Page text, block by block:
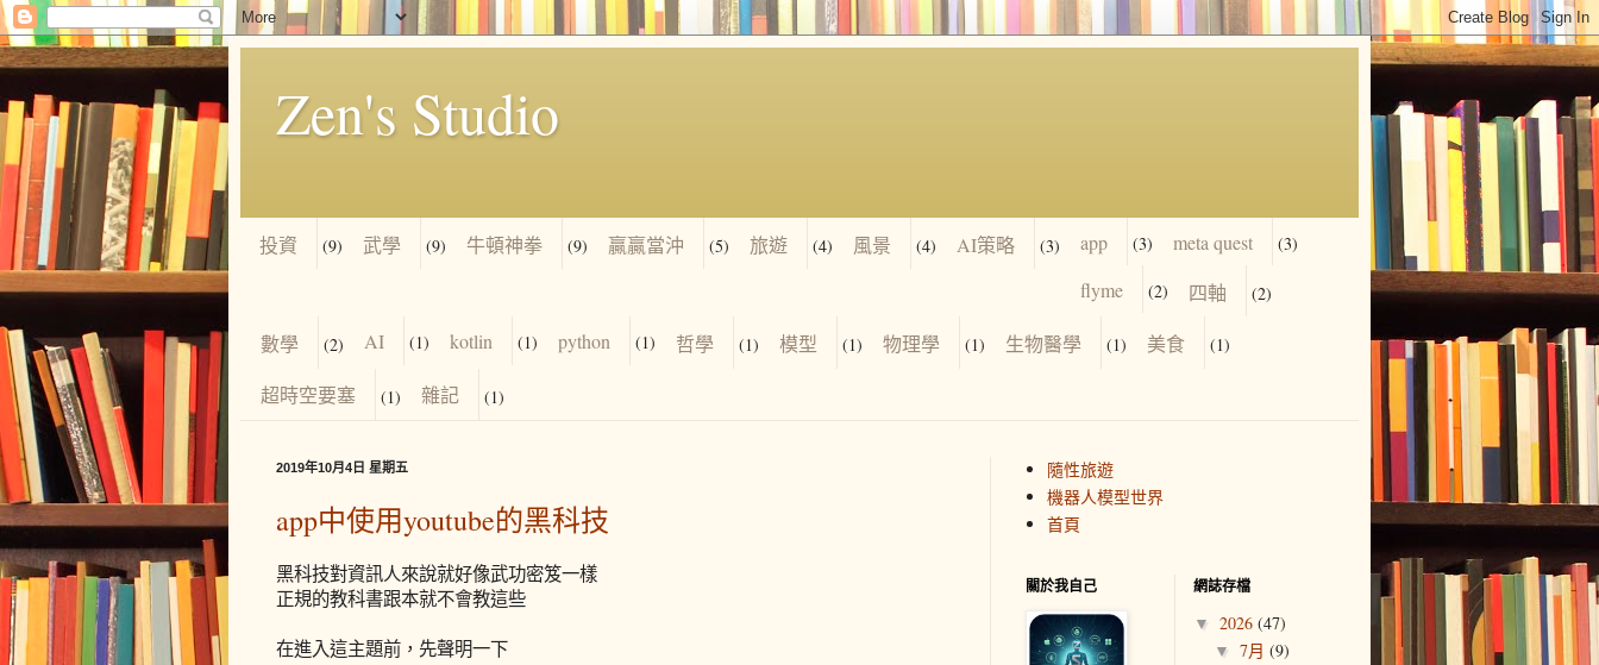
Zen's Studio
投資 (9) 武學 (9) 牛頓神拳 (9) 贏贏當沖 (5) 旅遊 (4) 風景 (4) AI策略 (3) app (3) meta quest (3)
flyme (2) 四軸 (2)
數學 (2) AI (1) kotlin (1) python (1) 哲學 (1) 模型 (1) 物理學 (1) 生物醫學 (1) 美食 (1)
超時空要塞 (1) 雜記 (1)
2019年10月4日 星期五
app中使用youtube的黑科技
黑科技對資訊人來說就好像武功密笈一樣
正規的教科書跟本就不會教這些
在進入這主題前，先聲明一下
隨性旅遊
機器人模型世界
首頁
關於我自己 網誌存檔
▼ 2026 (47)
▼ 7月 (9)